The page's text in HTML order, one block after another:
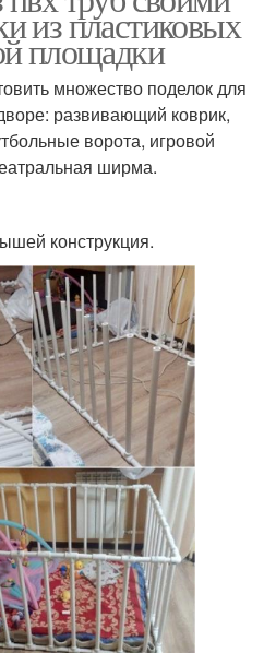
из пластиковых
площадки
множество поделок для
развивающий коврик,
ворота, игровой
ширма.
конструкция.